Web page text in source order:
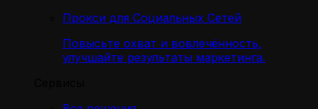
Прокси для Социальных Сетей
Повысьте охват и вовлечённость,
улучшайте результаты маркетинга.